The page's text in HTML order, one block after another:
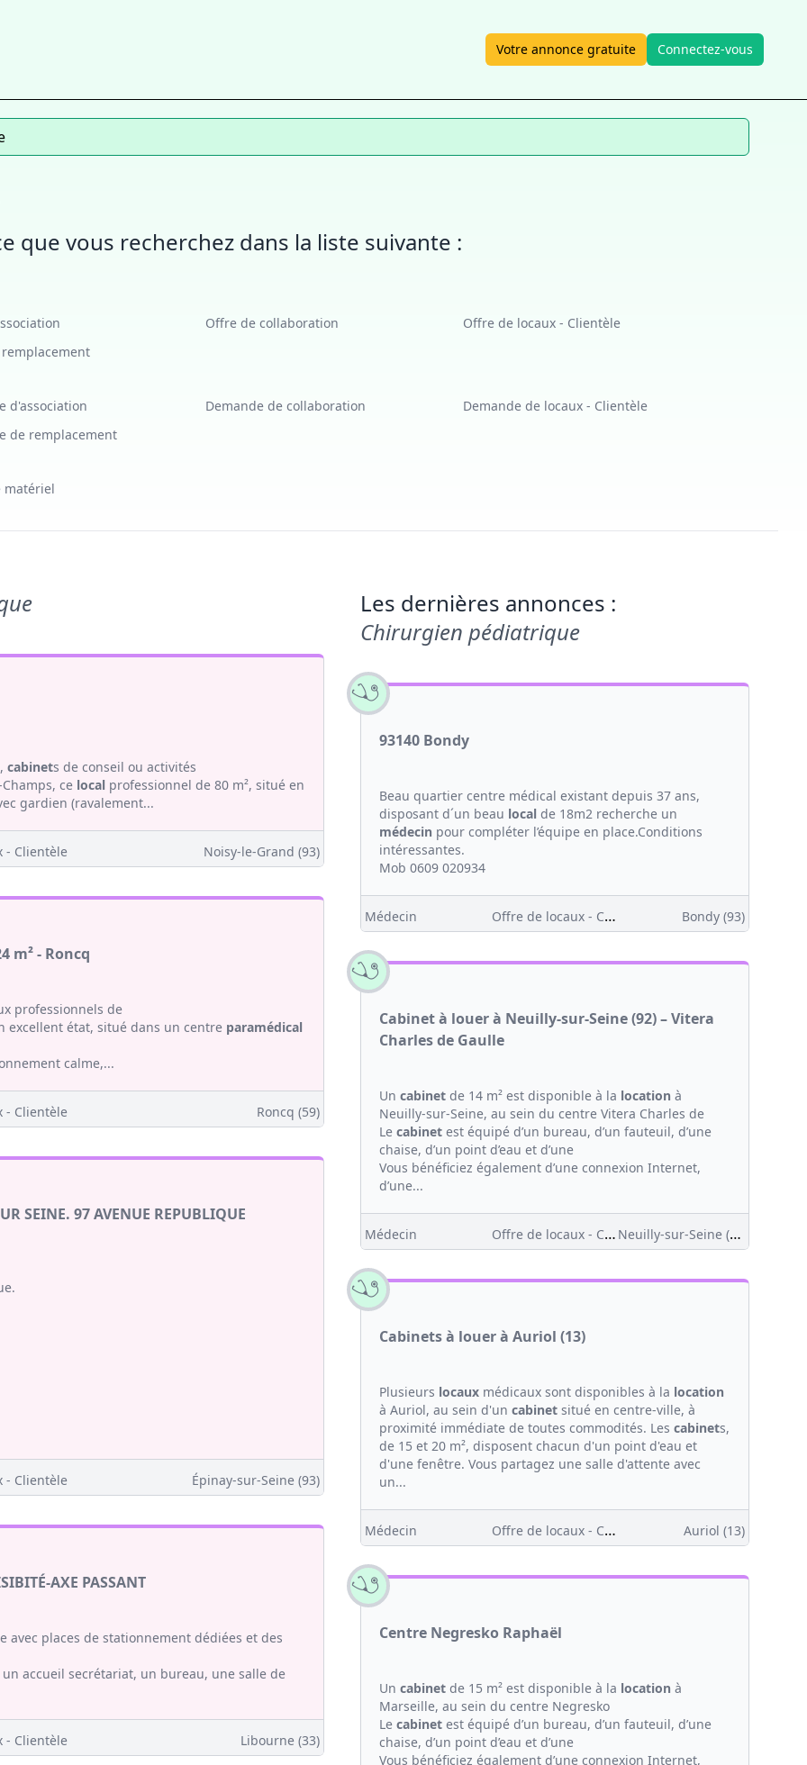
Votre annonce gratuite Connectez-vous
que vous recherchez dans la liste suivante :
Offre de collaboration
Offre de locaux - Clientèle
d'association Demande de collaboration
Demande de locaux - Clientèle
de remplacement
matériel
cabinets de conseil ou activités
ce local professionnel de 80 m², situé en
gardien (ravalement...
- Clientèle Noisy-le-Grand (93)
m² - Roncq
professionnels de
excellent état, situé dans un centre paramédical
calme,...
- Clientèle Roncq (59)
SEINE. 97 AVENUE REPUBLIQUE
- Clientèle Épinay-sur-Seine (93)
AXE PASSANT
avec places de stationnement dédiées et des
accueil secrétariat, un bureau, une salle de
- Clientèle Libourne (33)
Les dernières annonces :
Chirurgien pédiatrique
93140 Bondy
Beau quartier centre médical existant depuis 37 ans,
disposant d´un beau local de 18m2 recherche un
médecin pour compléter l’équipe en place.Conditions
intéressantes.
Mob 0609 020934
Médecin Offre de locaux - Clientèle Bondy (93)
Cabinet à louer à Neuilly-sur-Seine (92) – Vitera
Charles de Gaulle
Un cabinet de 14 m² est disponible à la location à
Neuilly-sur-Seine, au sein du centre Vitera Charles de
Le cabinet est équipé d’un bureau, d’un fauteuil, d’une
chaise, d’un point d’eau et d’une
Vous bénéficiez également d’une connexion Internet,
d’une...
Médecin Offre de locaux - Clientèle Neuilly-sur-Seine (92)
Cabinets à louer à Auriol (13)
Plusieurs locaux médicaux sont disponibles à la location
à Auriol, au sein d'un cabinet situé en centre-ville, à
proximité immédiate de toutes commodités. Les cabinets,
de 15 et 20 m², disposent chacun d'un point d'eau et
d'une fenêtre. Vous partagez une salle d'attente avec
un...
Médecin Offre de locaux - Clientèle Auriol (13)
Centre Negresko Raphaël
Un cabinet de 15 m² est disponible à la location à
Marseille, au sein du centre Negresko
Le cabinet est équipé d’un bureau, d’un fauteuil, d’une
chaise, d’un point d’eau et d’une
Vous bénéficiez également d’une connexion Internet,